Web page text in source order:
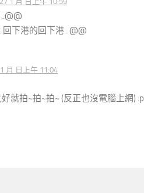
下港的回下港.. @@
月 日上午 11:04
就拍~拍~拍~ (反正也沒電腦上網) :p